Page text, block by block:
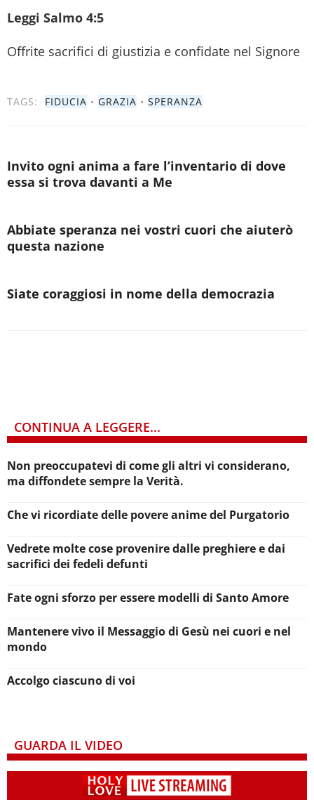
Leggi Salmo 4:5
Offrite sacrifici di giustizia e confidate nel Signore
TAGS: FIDUCIA • GRAZIA • SPERANZA
Invito ogni anima a fare l’inventario di dove
essa si trova davanti a Me
Abbiate speranza nei vostri cuori che aiuterò
questa nazione
Siate coraggiosi in nome della democrazia
CONTINUA A LEGGERE...
Non preoccupatevi di come gli altri vi considerano,
ma diffondete sempre la Verità.
Che vi ricordiate delle povere anime del Purgatorio
Vedrete molte cose provenire dalle preghiere e dai
sacrifici dei fedeli defunti
Fate ogni sforzo per essere modelli di Santo Amore
Mantenere vivo il Messaggio di Gesù nei cuori e nel
mondo
Accolgo ciascuno di voi
GUARDA IL VIDEO